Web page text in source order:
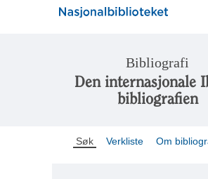
Bibliografi
Den internasjonale
bibliografien
Søk Verkliste Om